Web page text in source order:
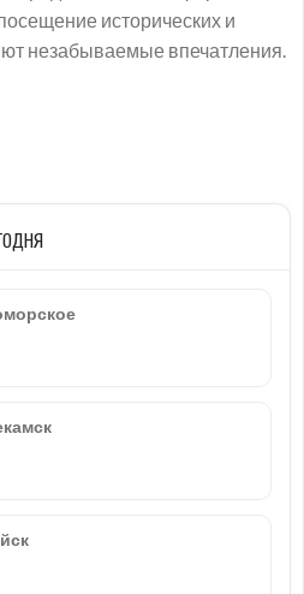
исторических и
незабываемые впечатления.